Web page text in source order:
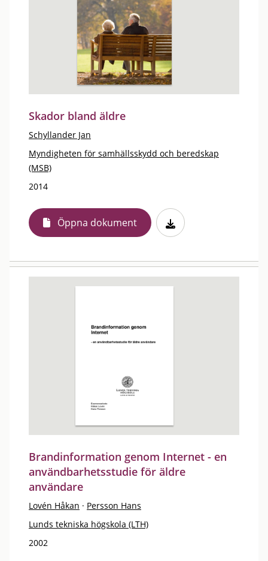
Skador bland äldre
Schyllander Jan
Myndigheten för samhällsskydd och beredskap
(MSB)
2014
Öppna dokument
Brandinformation genom Internet - en
användbarhetsstudie för äldre
användare
Lovén Håkan · Persson Hans
Lunds tekniska högskola (LTH)
2002